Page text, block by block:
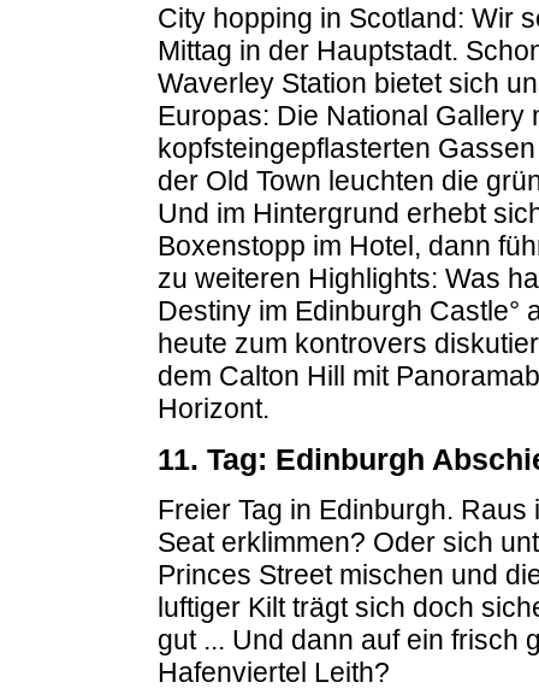
City hopping in Scotland: Wir
Mittag in der Hauptstadt.
Waverley Station bietet sich
Europas: Die National
kopfsteingepflasterten
der Old Town leuchten die
Und im Hintergrund erhebt
Boxenstopp im Hotel, dann
zu weiteren Highlights: Was
Destiny im Edinburgh Castle°
heute zum kontrovers
dem Calton Hill mit
Horizont.
11. Tag: Edinburgh
Freier Tag in Edinburgh.
Seat erklimmen? Oder sich
Princes Street mischen und
luftiger Kilt trägt sich doch
gut ... Und dann auf ein frisch
Hafenviertel Leith?